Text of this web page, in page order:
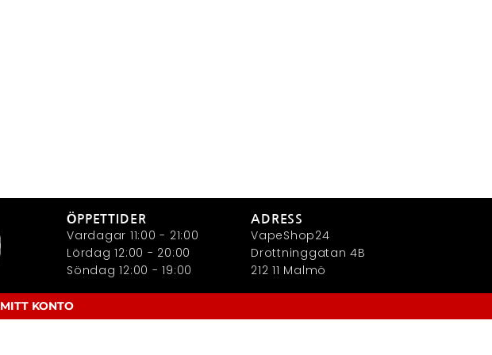
ÖPPETTIDER
Vardagar 11:00 - 21:00
Lördag 12:00 - 20:00
Söndag 12:00 - 19:00
ADRESS
VapeShop24
Drottninggatan 4B
212 11 Malmö
MITT KONTO